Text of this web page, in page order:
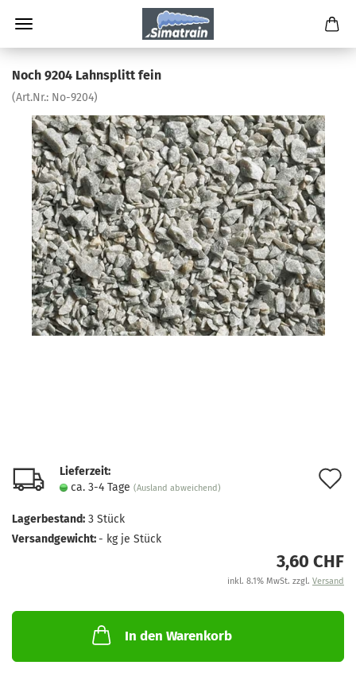
Noch 9204 Lahnsplitt fein
(Art.Nr.: No-9204)
Lieferzeit:
ca. 3-4 Tage (Ausland abweichend)
Lagerbestand: 3 Stück
Versandgewicht:- kg je Stück
3,60 CHF
inkl. 8.1% MwSt. zzgl. Versand
In den Warenkorb